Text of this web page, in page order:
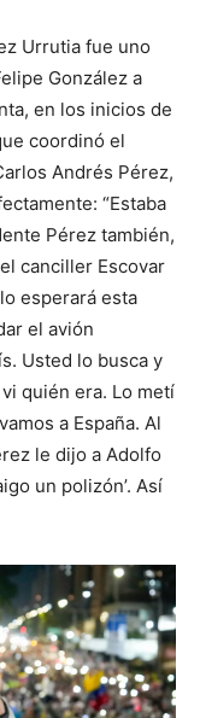
Urrutia fue uno
González a
en los inicios de
coordinó el
Andrés Pérez,
“Estaba
Pérez también,
canciller Escovar
esperará esta
el avión
Usted lo busca y
quién era. Lo metí
a España. Al
le dijo a Adolfo
un polizón’. Así